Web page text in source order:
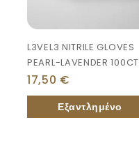
L3VEL3 NITRILE GLOVES
PEARL-LAVENDER 100CT
17,50 €